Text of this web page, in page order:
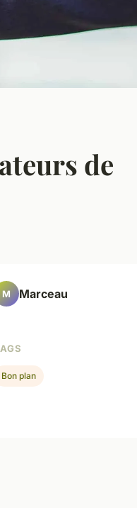
de
M Marceau
Bon plan